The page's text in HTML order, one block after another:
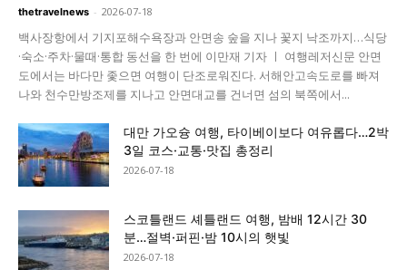
thetravelnews - 2026-07-18
백사장항에서 기지포해수욕장과 안면송 숲을 지나 꽃지 낙조까지…식당
·숙소·주차·물때·통합 동선을 한 번에 이만재 기자 ㅣ 여행레저신문 안면
도에서는 바다만 좇으면 여행이 단조로워진다. 서해안고속도로를 빠져
나와 천수만방조제를 지나고 안면대교를 건너면 섬의 북쪽에서...
대만 가오슝 여행, 타이베이보다 여유롭다…2박
3일 코스·교통·맛집 총정리
2026-07-18
스코틀랜드 셰틀랜드 여행, 밤배 12시간 30
분…절벽·퍼핀·밤 10시의 햇빛
2026-07-18